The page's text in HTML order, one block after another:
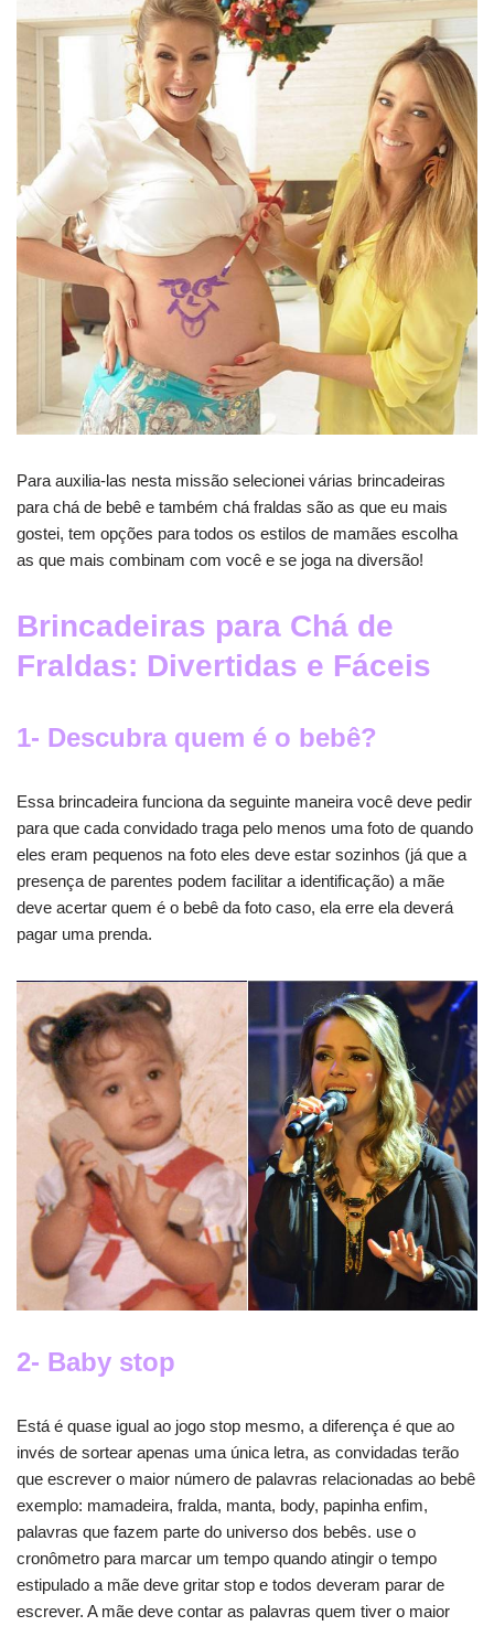
Para auxilia-las nesta missão selecionei várias brincadeiras
para chá de bebê e também chá fraldas são as que eu mais
gostei, tem opções para todos os estilos de mamães escolha
as que mais combinam com você e se joga na diversão!
Brincadeiras para Chá de
Fraldas: Divertidas e Fáceis
1- Descubra quem é o bebê?
Essa brincadeira funciona da seguinte maneira você deve pedir
para que cada convidado traga pelo menos uma foto de quando
eles eram pequenos na foto eles deve estar sozinhos (já que a
presença de parentes podem facilitar a identificação) a mãe
deve acertar quem é o bebê da foto caso, ela erre ela deverá
pagar uma prenda.
2- Baby stop
Está é quase igual ao jogo stop mesmo, a diferença é que ao
invés de sortear apenas uma única letra, as convidadas terão
que escrever o maior número de palavras relacionadas ao bebê
exemplo: mamadeira, fralda, manta, body, papinha enfim,
palavras que fazem parte do universo dos bebês. use o
cronômetro para marcar um tempo quando atingir o tempo
estipulado a mãe deve gritar stop e todos deveram parar de
escrever. A mãe deve contar as palavras quem tiver o maior